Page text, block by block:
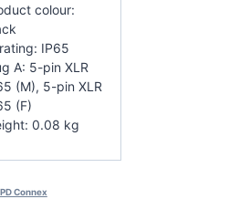
colour:
IP65
A: 5-pin XLR
(M), 5-pin XLR
(F)
0.08 kg
PD Connex